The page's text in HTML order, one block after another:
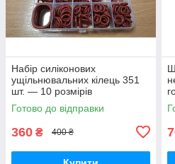
Набір силіконових
ущільнювальних кілець 351
шт. — 10 розмірів
Готово до відправки
360 ₴ 400 ₴